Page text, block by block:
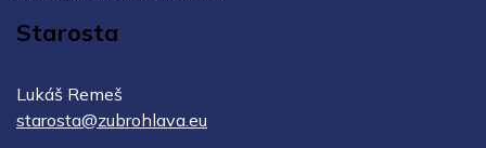
Starosta
Lukáš Remeš
starosta@zubrohlava.eu